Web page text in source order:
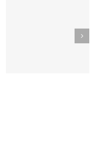
con
nosotros